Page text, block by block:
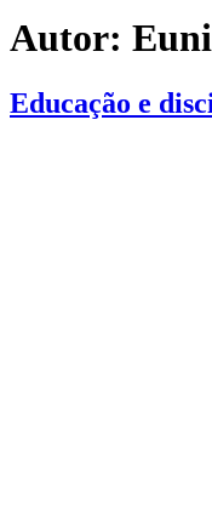
Autor:
Educação e